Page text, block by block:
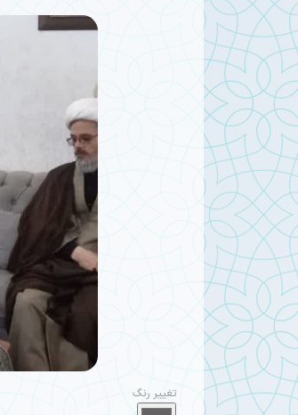
تغییر رنگ